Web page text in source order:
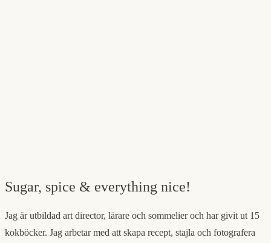
Sugar, spice & everything nice!
Jag är utbildad art director, lärare och sommelier och har givit ut 15
kokböcker. Jag arbetar med att skapa recept, stajla och fotografera